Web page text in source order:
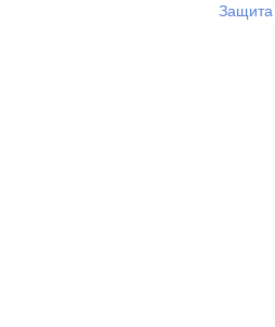
Защита